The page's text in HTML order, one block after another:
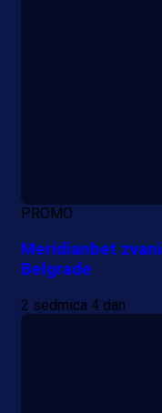
PROMO
Meridianbet
Belgrade
2 sedmica 4 dan